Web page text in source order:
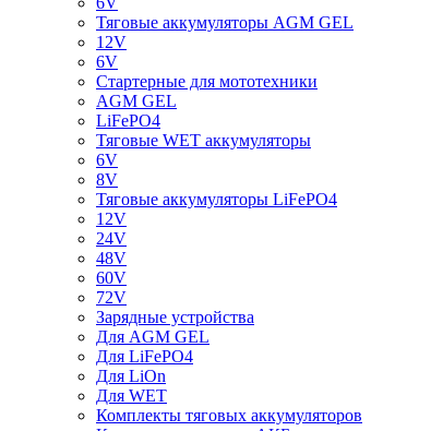
Тяговые аккумуляторы AGM GEL
12V
6V
Стартерные для мототехники
AGM GEL
LiFePO4
Тяговые WET аккумуляторы
6V
8V
Тяговые аккумуляторы LiFePO4
12V
24V
48V
60V
72V
Зарядные устройства
Для AGM GEL
Для LiFePO4
Для LiOn
Для WET
Комплекты тяговых аккумуляторов